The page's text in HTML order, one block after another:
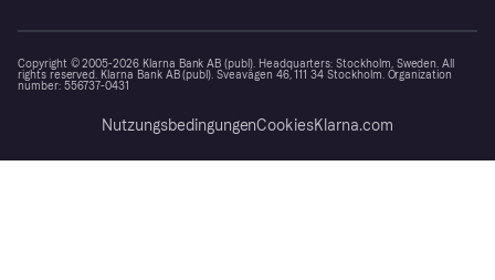
Copyright © 2005-2026 Klarna Bank AB (publ). Headquarters: Stockholm, Sweden. All
rights reserved. Klarna Bank AB (publ). Sveavägen 46, 111 34 Stockholm. Organization
number: 556737-0431
NutzungsbedingungenCookiesKlarna.com